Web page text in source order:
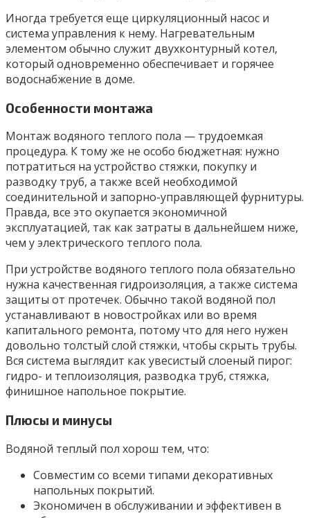
Иногда требуется еще циркуляционный насос и
система управления к нему. Нагревательным
элементом обычно служит двухконтурный котел,
который одновременно обеспечивает и горячее
водоснабжение в доме.
Особенности монтажа
Монтаж водяного теплого пола — трудоемкая
процедура. К тому же не особо бюджетная: нужно
потратиться на устройство стяжки, покупку и
разводку труб, а также всей необходимой
соединительной и запорно-управляющей фурнитуры.
Правда, все это окупается экономичной
эксплуатацией, так как затраты в дальнейшем ниже,
чем у электрического теплого пола.
При устройстве водяного теплого пола обязательно
нужна качественная гидроизоляция, а также система
защиты от протечек. Обычно такой водяной пол
устанавливают в новостройках или во время
капитального ремонта, потому что для него нужен
довольно толстый слой стяжки, чтобы скрыть трубы.
Вся система выглядит как увесистый слоеный пирог:
гидро- и теплоизоляция, разводка труб, стяжка,
финишное напольное покрытие.
Плюсы и минусы
Водяной теплый пол хорош тем, что:
Совместим со всеми типами декоративных
напольных покрытий.
Экономичен в обслуживании и эффективен в